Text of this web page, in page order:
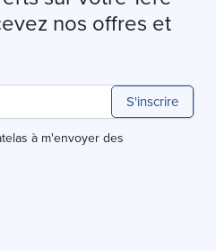
nos offres et
S'inscrire
à m'envoyer des